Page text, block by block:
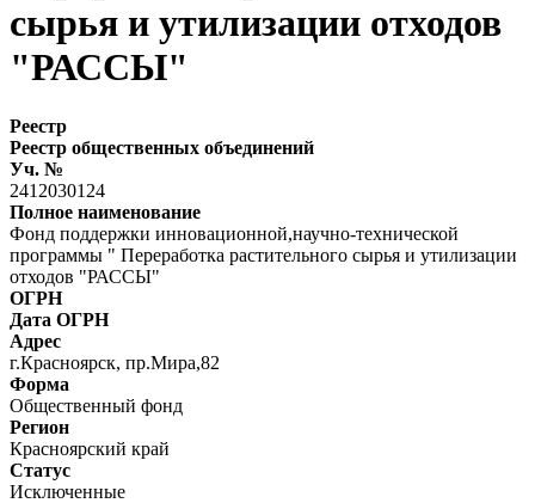
сырья и утилизации отходов
"РАССЫ"
Реестр
Реестр общественных объединений
Уч. №
2412030124
Полное наименование
Фонд поддержки инновационной,научно-технической
программы " Переработка растительного сырья и утилизации
отходов "РАССЫ"
ОГРН
Дата ОГРН
Адрес
г.Красноярск, пр.Мира,82
Форма
Общественный фонд
Регион
Красноярский край
Статус
Исключенные